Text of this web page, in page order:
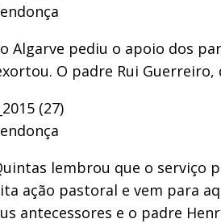
Algarve pediu o apoio dos
O padre Rui
lembrou que o serviço
ação pastoral e vem para
antecessores e o padre